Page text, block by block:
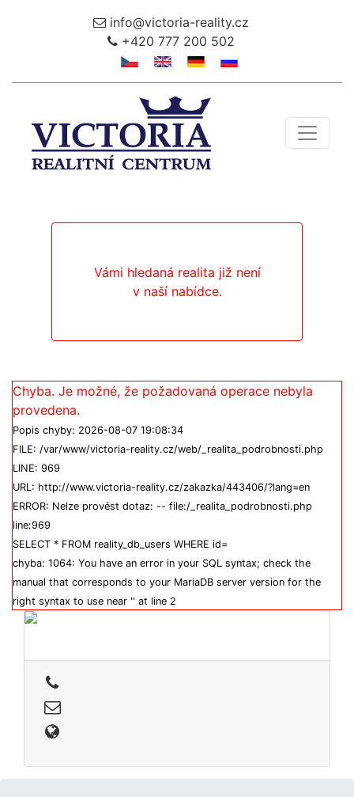
info@victoria-reality.cz
+420 777 200 502
Toggle
Vámi hledaná realita již není
v naší nabídce.
Chyba. Je možné, že požadovaná operace nebyla
provedena.
Popis chyby: 2026-08-07 19:08:34
FILE: /var/www/victoria-reality.cz/web/_realita_podrobnosti.php
LINE: 969
URL: http://www.victoria-reality.cz/zakazka/443406/?lang=en
ERROR: Nelze provést dotaz: -- file:/_realita_podrobnosti.php
line:969
SELECT * FROM reality_db_users WHERE id=
chyba: 1064: You have an error in your SQL syntax; check the
manual that corresponds to your MariaDB server version for the
right syntax to use near '' at line 2